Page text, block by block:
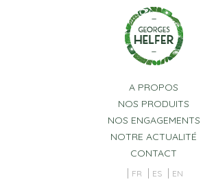
A PROPOS
NOS PRODUITS
NOS ENGAGEMENTS
NOTRE ACTUALITÉ
CONTACT
FR ES EN
Panneau de gestion des cookies